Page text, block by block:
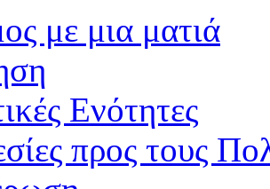
με μια ματιά
Ενότητες
προς τους